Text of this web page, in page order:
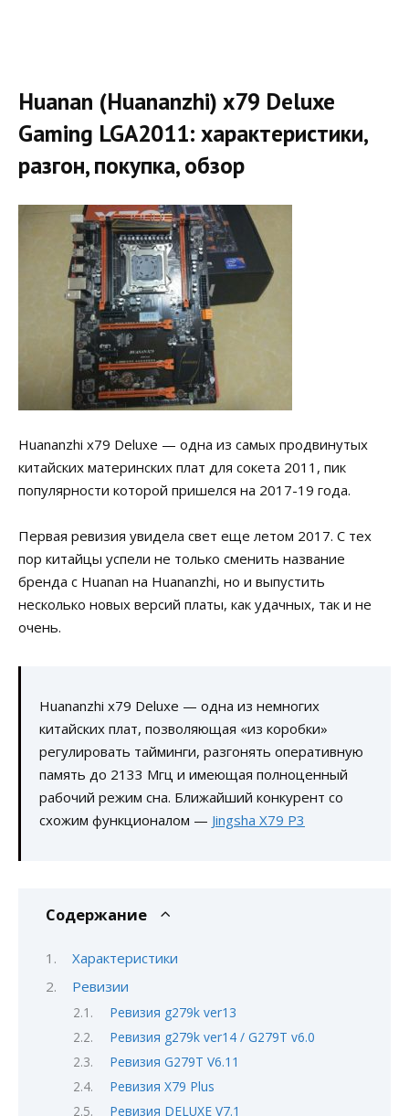
Huanan (Huananzhi) x79 Deluxe
Gaming LGA2011: характеристики,
разгон, покупка, обзор
Huananzhi x79 Deluxe — одна из самых продвинутых
китайских материнских плат для сокета 2011, пик
популярности которой пришелся на 2017-19 года.
Первая ревизия увидела свет еще летом 2017. С тех
пор китайцы успели не только сменить название
бренда с Huanan на Huananzhi, но и выпустить
несколько новых версий платы, как удачных, так и не
очень.
Huananzhi x79 Deluxe — одна из немногих
китайских плат, позволяющая «из коробки»
регулировать тайминги, разгонять оперативную
память до 2133 Мгц и имеющая полноценный
рабочий режим сна. Ближайший конкурент со
схожим функционалом — Jingsha X79 P3
Содержание
Характеристики
Ревизии
Ревизия g279k ver13
Ревизия g279k ver14 / G279T v6.0
Ревизия G279T V6.11
Ревизия X79 Plus
Ревизия DELUXE V7.1